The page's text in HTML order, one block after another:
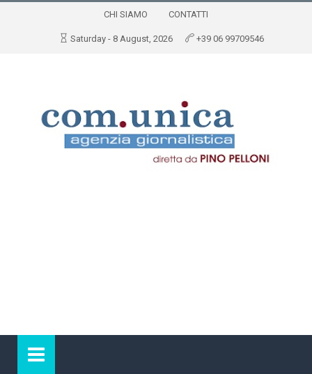
CHI SIAMO CONTATTI
Saturday - 8 August, 2026 +39 06 99709546